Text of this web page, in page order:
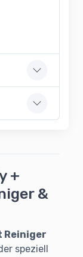
+
&
Reiniger
speziell